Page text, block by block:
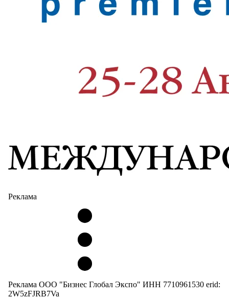
Реклама
Реклама ООО "Бизнес Глобал Экспо" ИНН 7710961530 erid:
2W5zFJRB7Va